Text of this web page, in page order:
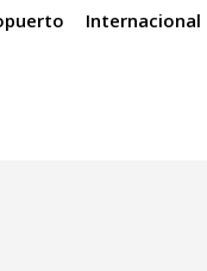
Internacional